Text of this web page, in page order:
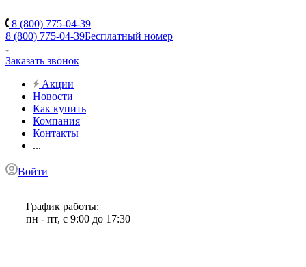
8 (800) 775-04-39
8 (800) 775-04-39Бесплатный номер
Заказать звонок
Акции
Новости
Как купить
Компания
Контакты
...
Войти
График работы:
пн - пт, с 9:00 до 17:30